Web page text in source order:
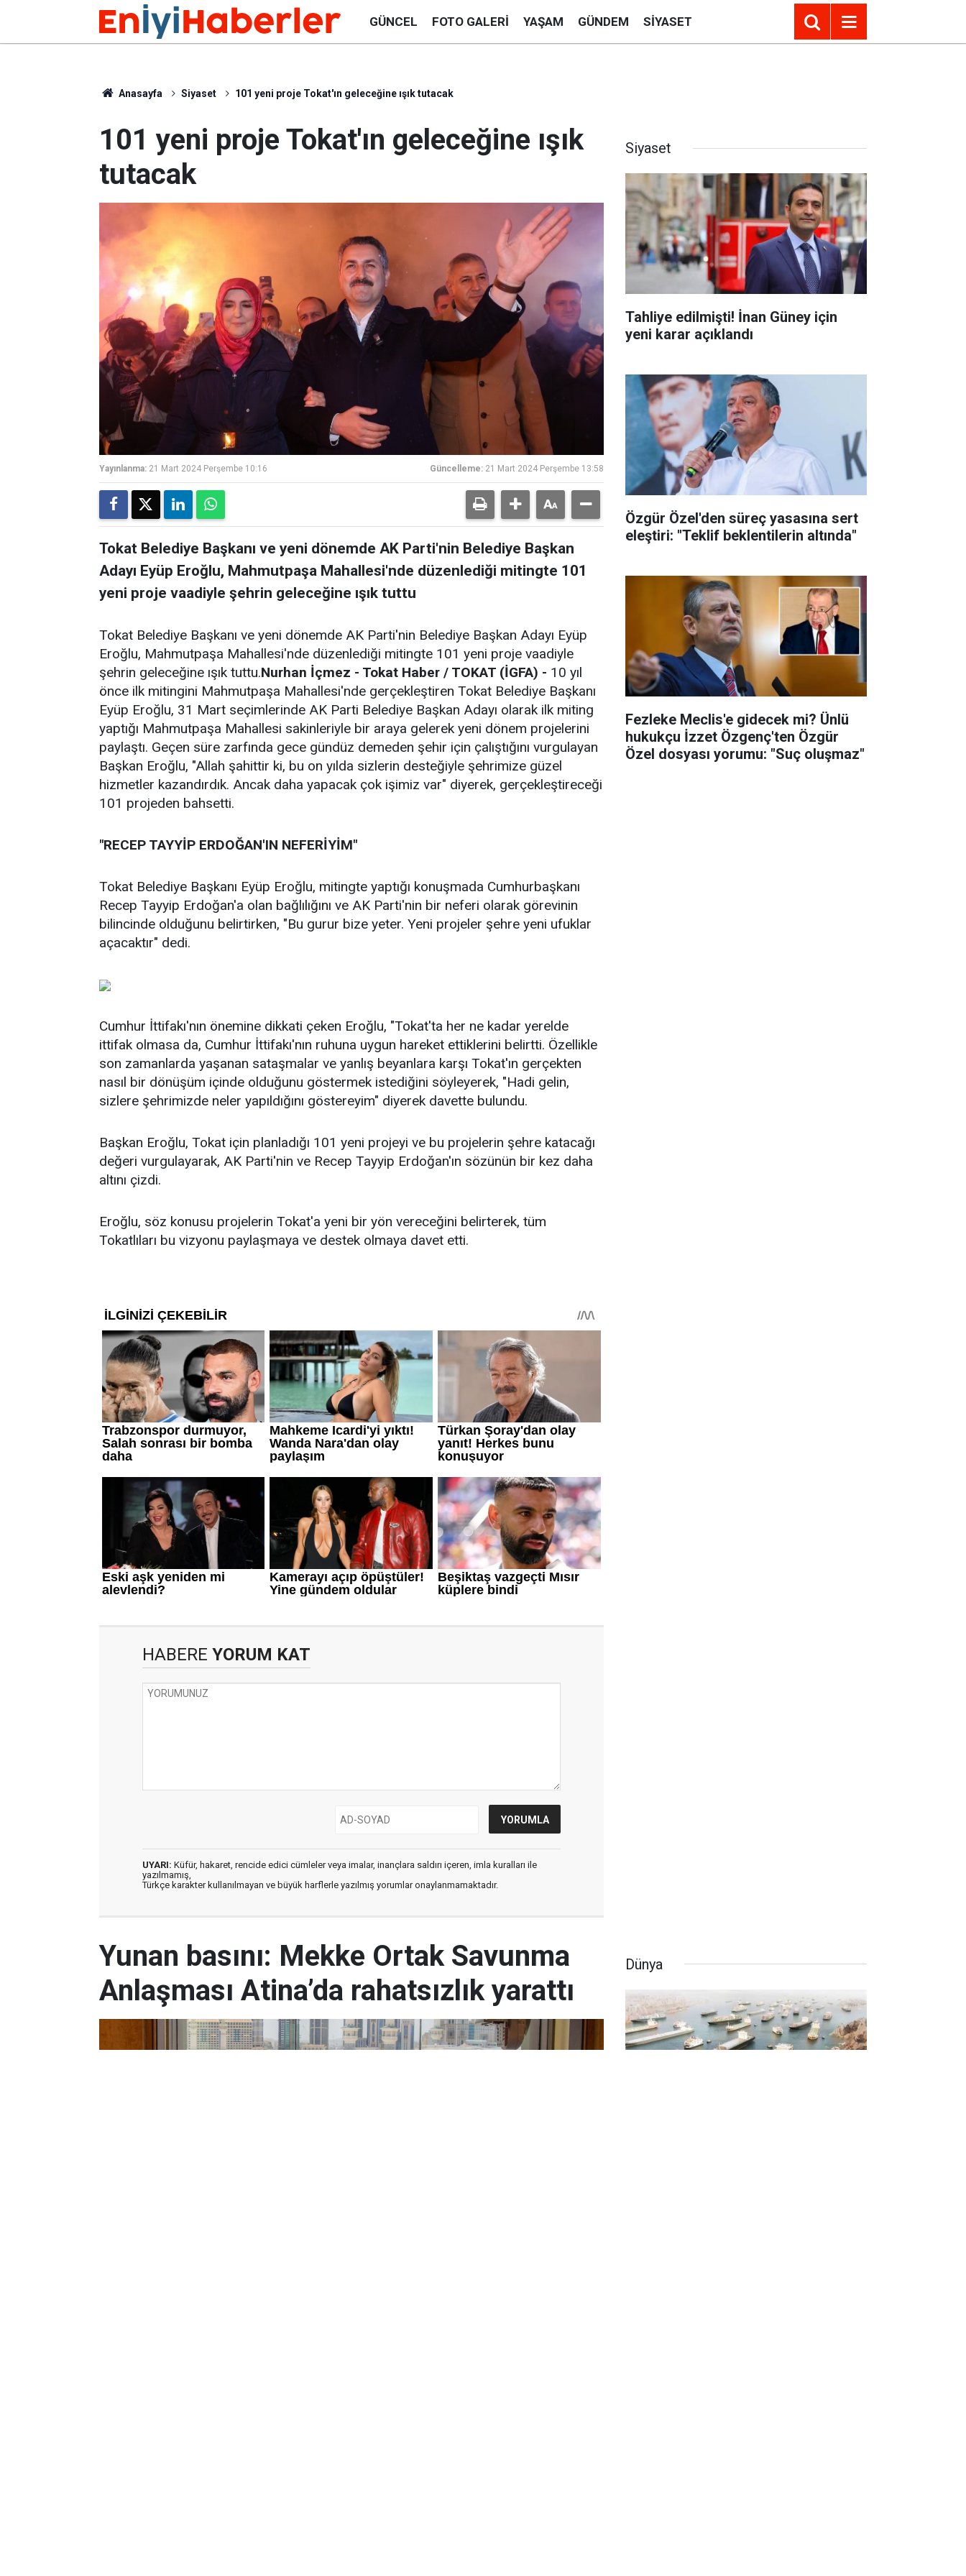
GÜNCEL FOTO GALERI YAŞAM GÜNDEM SIYASET
Anasayfa Siyaset 101 yeni proje Tokat'ın geleceğine ışık tutacak
101 yeni proje Tokat'ın geleceğine ışık
tutacak
Yayınlanma: 21 Mart 2024 Perşembe 10:16 Güncelleme: 21 Mart 2024 Perşembe 13:58
Tokat Belediye Başkanı ve yeni dönemde AK Parti'nin Belediye Başkan
Adayı Eyüp Eroğlu, Mahmutpaşa Mahallesi'nde düzenlediği mitingte 101
yeni proje vaadiyle şehrin geleceğine ışık tuttu
Tokat Belediye Başkanı ve yeni dönemde AK Parti'nin Belediye Başkan Adayı Eyüp
Eroğlu, Mahmutpaşa Mahallesi'nde düzenlediği mitingte 101 yeni proje vaadiyle
şehrin geleceğine ışık tuttu.Nurhan İçmez - Tokat Haber / TOKAT (İGFA) - 10 yıl
önce ilk mitingini Mahmutpaşa Mahallesi'nde gerçekleştiren Tokat Belediye Başkanı
Eyüp Eroğlu, 31 Mart seçimlerinde AK Parti Belediye Başkan Adayı olarak ilk miting
yaptığı Mahmutpaşa Mahallesi sakinleriyle bir araya gelerek yeni dönem projelerini
paylaştı. Geçen süre zarfında gece gündüz demeden şehir için çalıştığını vurgulayan
Başkan Eroğlu, "Allah şahittir ki, bu on yılda sizlerin desteğiyle şehrimize güzel
hizmetler kazandırdık. Ancak daha yapacak çok işimiz var" diyerek, gerçekleştireceği
101 projeden bahsetti.
"RECEP TAYYİP ERDOĞAN'IN NEFERİYİM"
Tokat Belediye Başkanı Eyüp Eroğlu, mitingte yaptığı konuşmada Cumhurbaşkanı
Recep Tayyip Erdoğan'a olan bağlılığını ve AK Parti'nin bir neferi olarak görevinin
bilincinde olduğunu belirtirken, "Bu gurur bize yeter. Yeni projeler şehre yeni ufuklar
açacaktır" dedi.
Cumhur İttifakı'nın önemine dikkati çeken Eroğlu, "Tokat'ta her ne kadar yerelde
ittifak olmasa da, Cumhur İttifakı'nın ruhuna uygun hareket ettiklerini belirtti. Özellikle
son zamanlarda yaşanan sataşmalar ve yanlış beyanlara karşı Tokat'ın gerçekten
nasıl bir dönüşüm içinde olduğunu göstermek istediğini söyleyerek, "Hadi gelin,
sizlere şehrimizde neler yapıldığını göstereyim" diyerek davette bulundu.
Başkan Eroğlu, Tokat için planladığı 101 yeni projeyi ve bu projelerin şehre katacağı
değeri vurgulayarak, AK Parti'nin ve Recep Tayyip Erdoğan'ın sözünün bir kez daha
altını çizdi.
Eroğlu, söz konusu projelerin Tokat'a yeni bir yön vereceğini belirterek, tüm
Tokatlıları bu vizyonu paylaşmaya ve destek olmaya davet etti.
HABERE YORUM KAT
UYARI: Küfür, hakaret, rencide edici cümleler veya imalar, inançlara saldırı içeren, imla kuralları ile
yazılmamış,
Türkçe karakter kullanılmayan ve büyük harflerle yazılmış yorumlar onaylanmamaktadır.
Siyaset
Tahliye edilmişti! İnan Güney için
yeni karar açıklandı
Özgür Özel'den süreç yasasına sert
eleştiri: "Teklif beklentilerin altında"
Fezleke Meclis'e gidecek mi? Ünlü
hukukçu İzzet Özgenç'ten Özgür
Özel dosyası yorumu: "Suç oluşmaz"
Yunan basını: Mekke Ortak Savunma
Anlaşması Atina’da rahatsızlık yarattı
Dünya